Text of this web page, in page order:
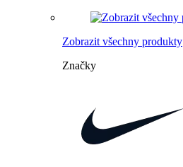
Zobrazit všechny produkty
Značky